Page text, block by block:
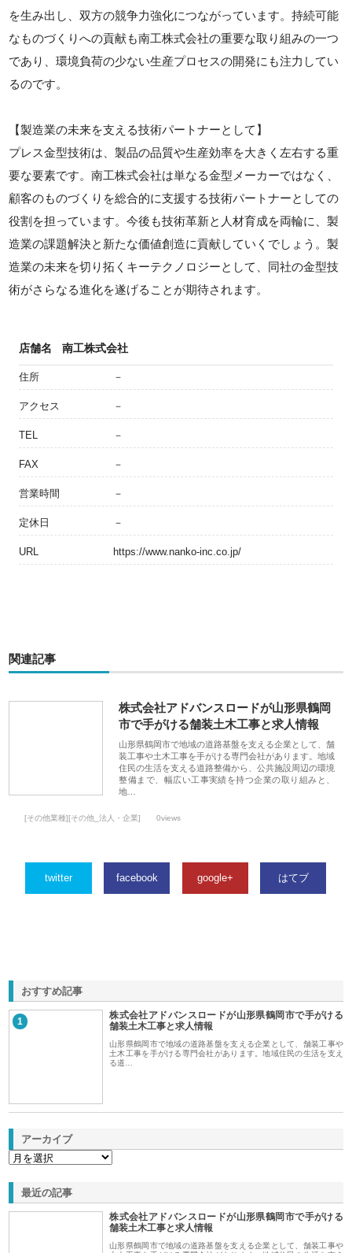
を生み出し、双方の競争力強化につながっています。持続可能
なものづくりへの貢献も南工株式会社の重要な取り組みの一つ
であり、環境負荷の少ない生産プロセスの開発にも注力してい
るのです。
【製造業の未来を支える技術パートナーとして】
プレス金型技術は、製品の品質や生産効率を大きく左右する重
要な要素です。南工株式会社は単なる金型メーカーではなく、
顧客のものづくりを総合的に支援する技術パートナーとしての
役割を担っています。今後も技術革新と人材育成を両輪に、製
造業の課題解決と新たな価値創造に貢献していくでしょう。製
造業の未来を切り拓くキーテクノロジーとして、同社の金型技
術がさらなる進化を遂げることが期待されます。
店舗名 南工株式会社
住所 －
アクセス －
TEL －
FAX －
営業時間 －
定休日 －
URL https://www.nanko-inc.co.jp/
関連記事
株式会社アドバンスロードが山形県鶴岡
市で手がける舗装土木工事と求人情報
山形県鶴岡市で地域の道路基盤を支える企業として、舗
装工事や土木工事を手がける専門会社があります。地域
住民の生活を支える道路整備から、公共施設周辺の環境
整備まで、幅広い工事実績を持つ企業の取り組みと、
地…
[その他業種][その他_法人・企業] 0views
twitter facebook google+ はてブ
おすすめ記事
1
株式会社アドバンスロードが山形県鶴岡市で手がける
舗装土木工事と求人情報
山形県鶴岡市で地域の道路基盤を支える企業として、舗装工事や
土木工事を手がける専門会社があります。地域住民の生活を支え
る道…
アーカイブ
最近の記事
株式会社アドバンスロードが山形県鶴岡市で手がける
舗装土木工事と求人情報
山形県鶴岡市で地域の道路基盤を支える企業として、舗装工事や